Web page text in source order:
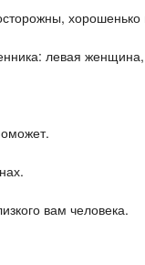
левая
вам человека.